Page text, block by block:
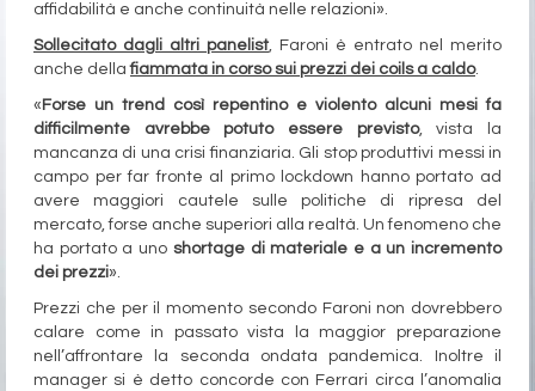
affidabilità e anche continuità nelle relazioni».
Sollecitato dagli altri panelist, Faroni è entrato nel merito
anche dellafiammata in corso sui prezzi dei coils a caldo.
« Forse un trend così repentino e violento alcuni mesi fa
difficilmente avrebbe potuto essere previsto, vista la
mancanza di una crisi finanziaria. Gli stop produttivi messi in
campo per far fronte al primo lockdown hanno portato ad
avere maggiori cautele sulle politiche di ripresa del
mercato, forse anche superiori alla realtà. Un fenomeno che
ha portato a uno shortage di materiale e a un incremento
dei prezzi».
Prezzi che per il momento secondo Faroni non dovrebbero
calare come in passato vista la maggior preparazione
nell’affrontare la seconda ondata pandemica. Inoltre il
manager si è detto concorde con Ferrari circa l’anomalia